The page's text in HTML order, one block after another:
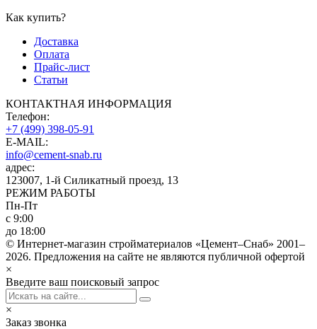
Как купить?
Доставка
Оплата
Прайс-лист
Статьи
КОНТАКТНАЯ ИНФОРМАЦИЯ
Телефон:
+7 (499) 398-05-91
E-MAIL:
info@cement-snab.ru
адрес:
123007, 1-й Силикатный проезд, 13
РЕЖИМ РАБОТЫ
Пн-Пт
с 9:00
до 18:00
© Интернет-магазин стройматериалов «Цемент–Снаб» 2001–
2026. Предложения на сайте не являются публичной офертой
×
Введите ваш поисковый запрос
×
Заказ звонка